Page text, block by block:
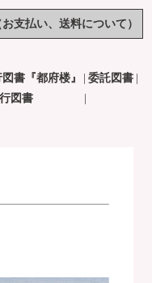
支払い、送料について）
書『都府楼』 委託図書
図書